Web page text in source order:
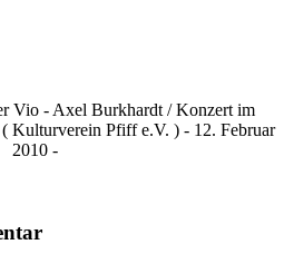
Vio - Axel Burkhardt / Konzert im
Kulturverein Pfiff e.V. ) - 12. Februar
2010 -